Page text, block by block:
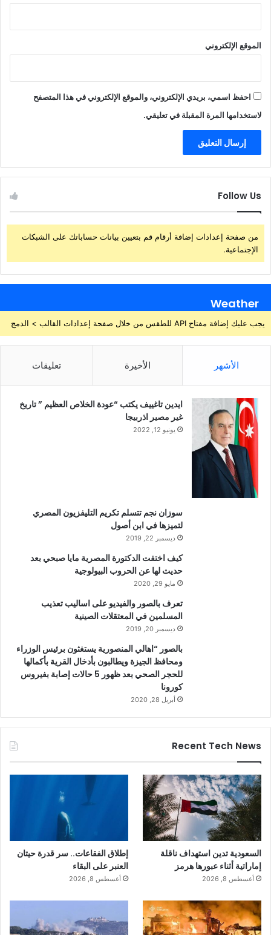
الموقع الإلكتروني
احفظ اسمي، بريدي الإلكتروني، والموقع الإلكتروني في هذا المتصفح
لاستخدامها المرة المقبلة في تعليقي.
Follow Us
من صفحة إعدادات إضافة أرقام قم بتعيين بيانات حساباتك على الشبكات
الإجتماعية.
Weather
يجب عليك إضافة مفتاح API للطقس من خلال صفحة إعدادات القالب > الدمج
الأشهر الأخيرة تعليقات
ايدين تاغييف يكتب “عودة الخلاص العظيم ” تاريخ
غير مصير اذربيجا
يونيو 12, 2022
سوزان نجم تتسلم تكريم التليفزيون المصري
لتميزها في ابن أصول
ديسمبر 22, 2019
كيف اختفت الدكتورة المصرية مايا صبحي بعد
حديث لها عن الحروب البيولوجية
مايو 29, 2020
تعرف بالصور والفيديو على اساليب تعذيب
المسلمين في المعتقلات الصينية
ديسمبر 20, 2019
بالصور “اهالي المنصورية يستغثون برئيس الوزراء
ومحافظ الجيزة ويطالبون بأدخال القرية بأكمالها
للحجر الصحي بعد ظهور 5 حالات إصابة بفيروس
كورونا
أبريل 28, 2020
Recent Tech News
السعودية تدين استهداف ناقلة
إماراتية أثناء عبورها هرمز
أغسطس 8, 2026
إطلاق الفقاعات.. سر قدرة حيتان
العنبر على البقاء
أغسطس 8, 2026